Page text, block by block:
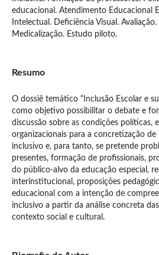
educacional. Atendimento Educacional
Intelectual. Deficiência Visual.
Medicalização. Estudo piloto.
Resumo
O dossiê temático “Inclusão Escolar e
como objetivo possibilitar o debate e
discussão sobre as condições políticas,
organizacionais para a concretização de
inclusivo e, para tanto, se pretende
presentes, formação de profissionais,
do público-alvo da educação especial,
interinstitucional, proposições
educacional com a intenção de
inclusivo a partir da análise concreta
contexto social e cultural.